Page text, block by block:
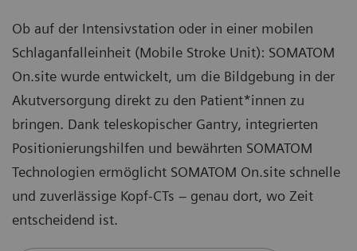
Ob auf der Intensivstation oder in einer mobilen
Schlaganfalleinheit (Mobile Stroke Unit): SOMATOM
On.site wurde entwickelt, um die Bildgebung in der
Akutversorgung direkt zu den Patient*innen zu
bringen. Dank teleskopischer Gantry, integrierten
Positionierungshilfen und bewährten SOMATOM
Technologien ermöglicht SOMATOM On.site schnelle
und zuverlässige Kopf-CTs – genau dort, wo Zeit
entscheidend ist.